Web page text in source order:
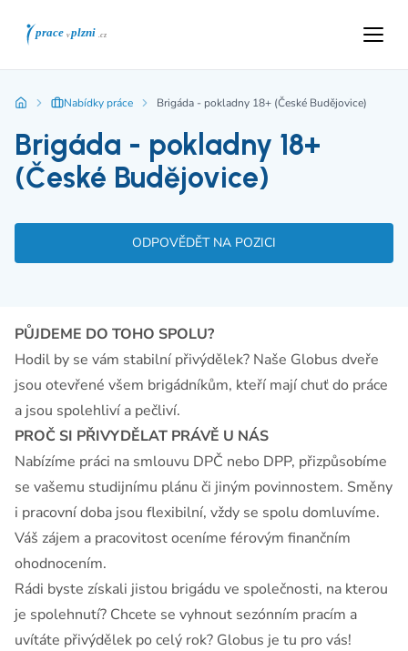
Nabídky práce Brigáda - pokladny 18+ (České Budějovice)
Brigáda - pokladny 18+
(České Budějovice)
ODPOVĚDĚT NA POZICI
PŮJDEME DO TOHO SPOLU?
Hodil by se vám stabilní přivýdělek? Naše Globus dveře
jsou otevřené všem brigádníkům, kteří mají chuť do práce
a jsou spolehliví a pečliví.
PROČ SI PŘIVYDĚLAT PRÁVĚ U NÁS
Nabízíme práci na smlouvu DPČ nebo DPP, přizpůsobíme
se vašemu studijnímu plánu či jiným povinnostem. Směny
i pracovní doba jsou flexibilní, vždy se spolu domluvíme.
Váš zájem a pracovitost oceníme férovým finančním
ohodnocením.
Rádi byste získali jistou brigádu ve společnosti, na kterou
je spolehnutí? Chcete se vyhnout sezónním pracím a
uvítáte přivýdělek po celý rok? Globus je tu pro vás!